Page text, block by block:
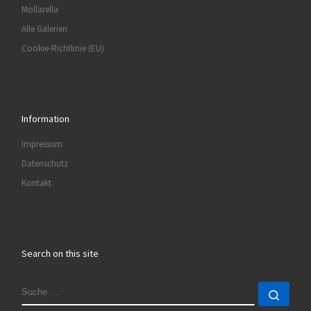
Mollarella
Alle Galerien
Cookie-Richtlinie (EU)
Information
Impressum
Datenschutz
Kontakt
Search on this site
SUCHE